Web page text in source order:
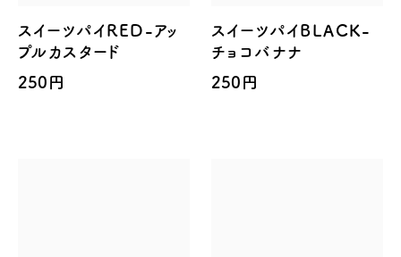
スイーツパイRED-アッ
プルカスタード
250円
スイーツパイBLACK-
チョコバナナ
250円